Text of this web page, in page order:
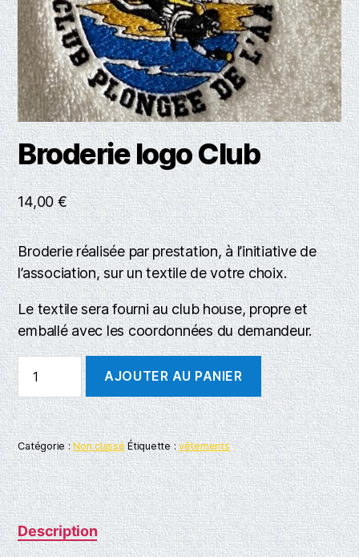
Broderie logo Club
14,00€
Broderie réalisée par prestation, à l’initiative de
l’association, sur un textile de votre choix.
Le textile sera fourni au club house, propre et
emballé avec les coordonnées du demandeur.
AJOUTER AU PANIER
Catégorie :Non classé Étiquette : vêtements
Description